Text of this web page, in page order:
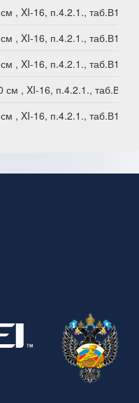
, XI-16, п.4.2.1., таб.В1
, XI-16, п.4.2.1., таб.В1
, XI-16, п.4.2.1., таб.В1
см , XI-16, п.4.2.1., таб.В1
, XI-16, п.4.2.1., таб.В1